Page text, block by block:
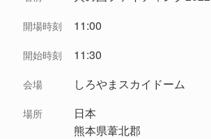
開場時刻 11:00
開始時刻 11:30
会場 しろやまスカイドーム
場所
日本
熊本県葦北郡